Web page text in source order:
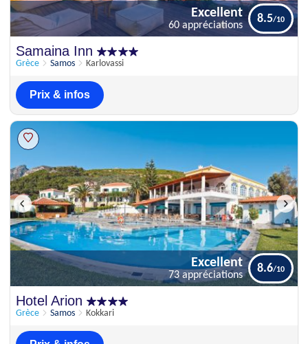
Samaina Inn
Grèce Samos Karlovassi
Excellent
60 appréciations
8.5
Prix & infos
Hotel Arion
Grèce Samos Kokkari
Excellent
73 appréciations
8.6